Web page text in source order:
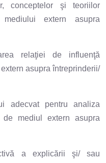
conceptelor şi teoriilor
extern asupra
relaţiei de influenţă
asupra întreprinderii/
adecvat pentru analiza
mediul extern asupra
a explicării şi/ sau